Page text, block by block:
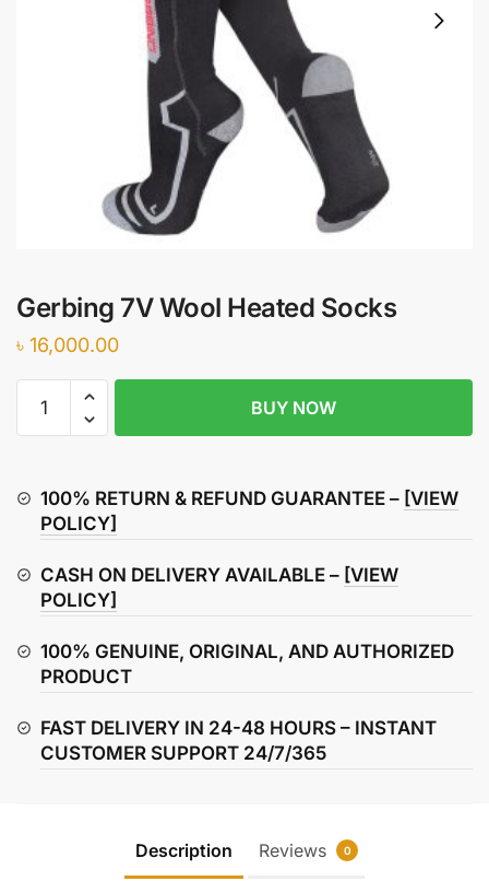
Gerbing 7V Wool Heated Socks
৳ 16,000.00
Socks
quantity
BUY NOW
100% RETURN & REFUND GUARANTEE – [VIEW
POLICY]
CASH ON DELIVERY AVAILABLE – [VIEW
POLICY]
100% GENUINE, ORIGINAL, AND AUTHORIZED
PRODUCT
FAST DELIVERY IN 24-48 HOURS – INSTANT
CUSTOMER SUPPORT 24/7/365
Description Reviews 0